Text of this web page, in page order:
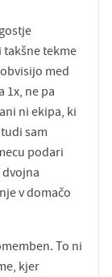
tekme
med
1x, ne pa
ni ekipa, ki
sam
podari
dvojna
v domačo
To ni
kjer